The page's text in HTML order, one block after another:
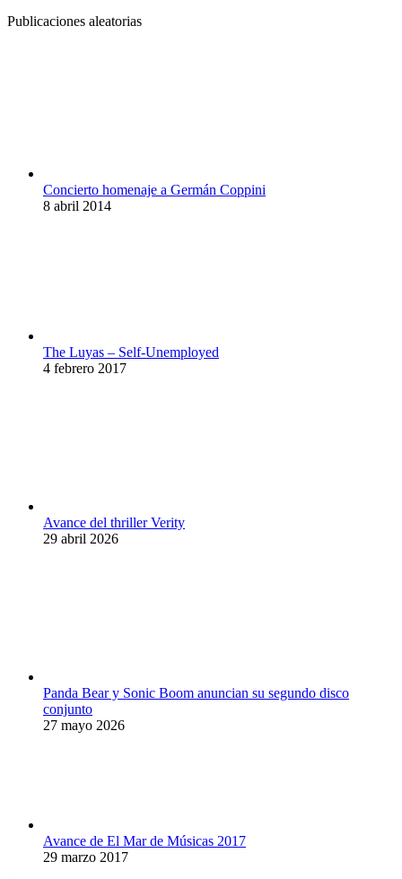
Publicaciones aleatorias
Concierto homenaje a Germán Coppini
8 abril 2014
The Luyas – Self-Unemployed
4 febrero 2017
Avance del thriller Verity
29 abril 2026
Panda Bear y Sonic Boom anuncian su segundo disco
conjunto
27 mayo 2026
Avance de El Mar de Músicas 2017
29 marzo 2017